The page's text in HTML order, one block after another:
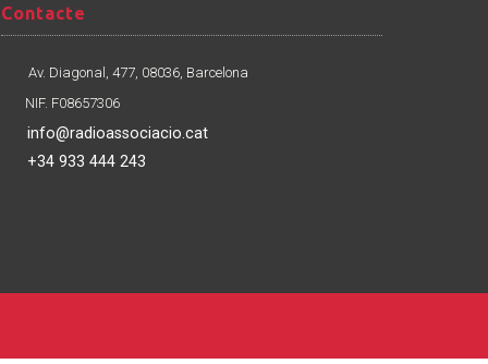
Contacte
Contacte
Av. Diagonal, 477, 08036, Barcelona
NIF. F08657306
info@radioassociacio.cat
+34 933 444 243